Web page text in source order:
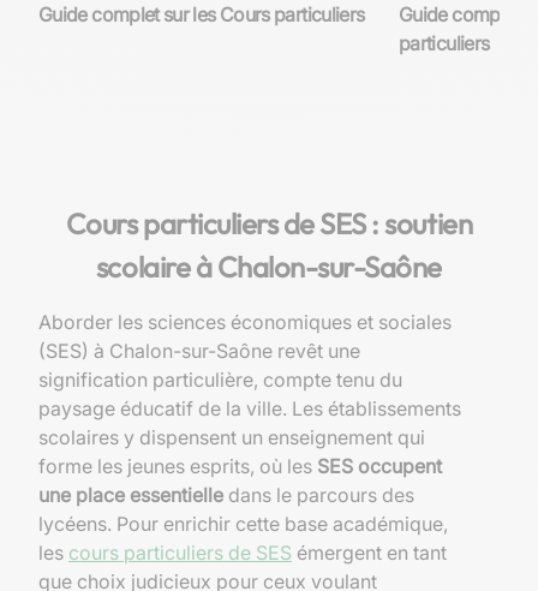
Guide complet sur les Cours particuliers
Guide complet
particuliers
Cours particuliers de SES : soutien
scolaire à Chalon-sur-Saône
Aborder les sciences économiques et sociales
(SES) à Chalon-sur-Saône revêt une
signification particulière, compte tenu du
paysage éducatif de la ville. Les établissements
scolaires y dispensent un enseignement qui
forme les jeunes esprits, où les SES occupent
une place essentielle dans le parcours des
lycéens. Pour enrichir cette base académique,
les cours particuliers de SES émergent en tant
que choix judicieux pour ceux voulant